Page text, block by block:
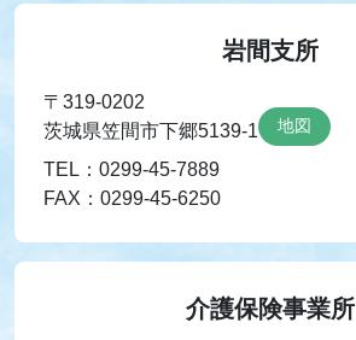
岩間支所
〒319-0202
茨城県笠間市下郷5139-1
地図
TEL：0299-45-7889
FAX：0299-45-6250
介護保険事業所